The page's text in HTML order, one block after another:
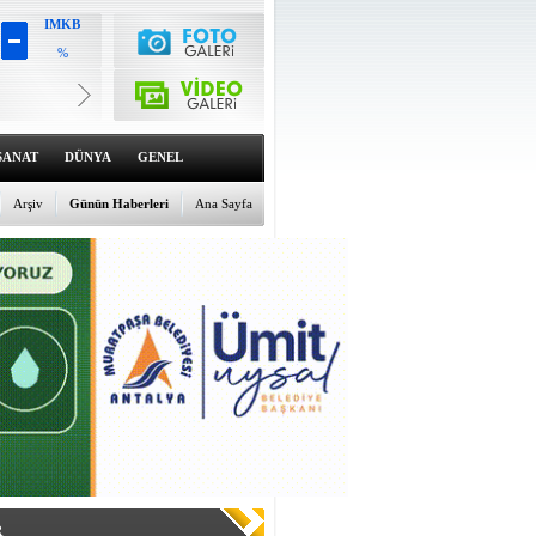
IMKB
%
6498.15
%0.09
%0.02
Euro
54.9493
%-0.13
DÜNYA GENEL
Ana Sayfa
Günün Haberleri
Arşiv